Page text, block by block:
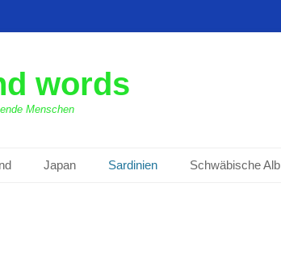
words
Menschen
Japan Sardinien Schwäbische Alb